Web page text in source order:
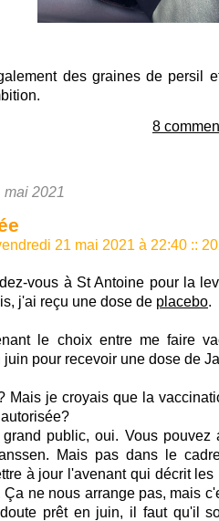
des graines de persil
8
mai 2021
21 mai 2021 à 22:40 ::
vous à St Antoine pour la
j'ai reçu une dose de placebo.
le choix entre me faire
juin pour recevoir une dose de
Mais je croyais que la
public, oui. Vous pouvez
Mais pas dans le
à jour l'avenant qui décrit
Ça ne nous arrange pas, mais
prêt en juin, il faut qu'il